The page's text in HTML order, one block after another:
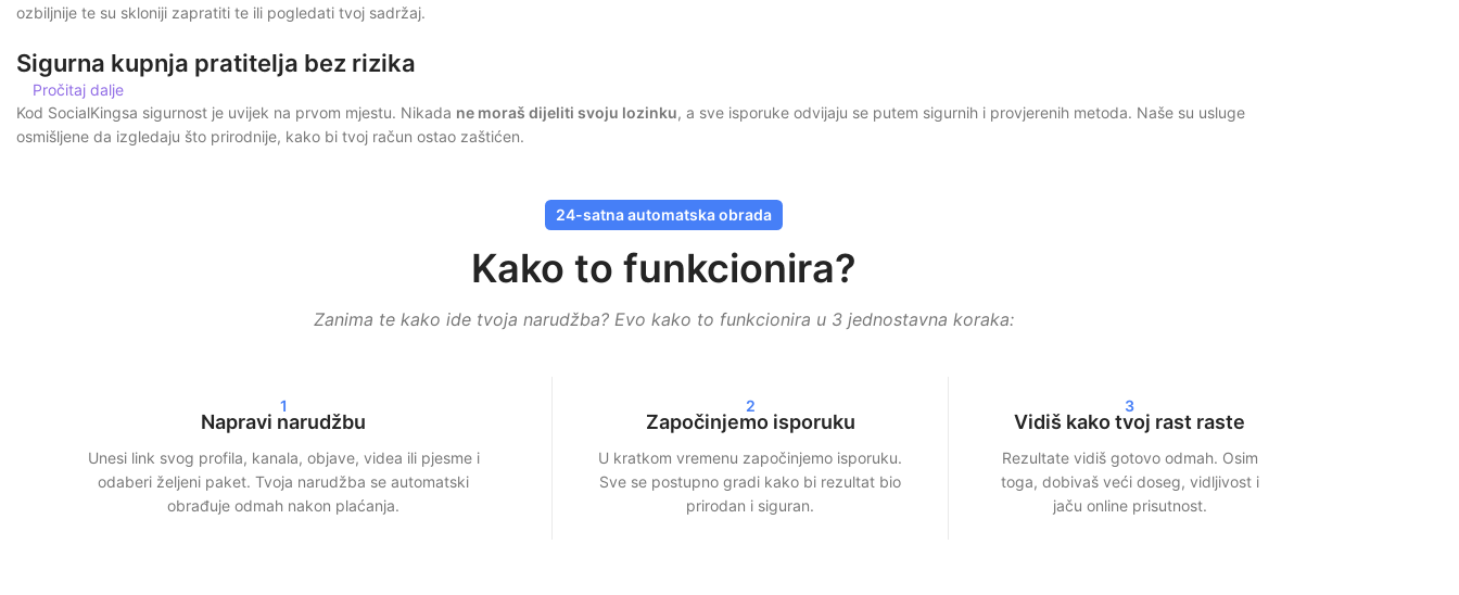
ozbiljnije te su skloniji zapratiti te ili pogledati tvoj sadržaj.
Sigurna kupnja pratitelja bez rizika
Kod SocialKingsa sigurnost je uvijek na prvom mjestu. Nikada ne moraš dijeliti svoju lozinku, a sve isporuke odvijaju se putem sigurnih i provjerenih metoda. Naše su usluge
osmišljene da izgledaju što prirodnije, kako bi tvoj račun ostao zaštićen.
kupnju Instagram pratitelja, TikTok pregleda ili Spotify streamova — mi osiguravamo brzu i učinkovitu isporuku.
Veći doseg i vjerodostojnost na društvenim mrežama
Više pratitelja i interakcije ne samo da poboljšavaju izgled tvog profila, već donose i veći doseg. Platforme društvenih mreža brže prikazuju sadržaj široj publici kada već postoji
Pročitaj dalje
24-satna automatska obrada
Kako to funkcionira?
Zanima te kako ide tvoja narudžba? Evo kako to funkcionira u 3 jednostavna koraka:
1
Napravi narudžbu
Unesi link svog profila, kanala, objave, videa ili pjesme i
odaberi željeni paket. Tvoja narudžba se automatski
obrađuje odmah nakon plaćanja.
2
Započinjemo isporuku
U kratkom vremenu započinjemo isporuku.
Sve se postupno gradi kako bi rezultat bio
prirodan i siguran.
3
Vidiš kako tvoj rast raste
Rezultate vidiš gotovo odmah. Osim
toga, dobivaš veći doseg, vidljivost i
jaču online prisutnost.